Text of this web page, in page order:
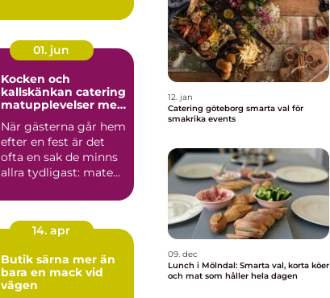
01. jun
Kocken och
kallskänkan catering
matupplevelser med
När gästerna går hem
efter en fest är det
ofta en sak de minns
allra tydligast: maten.
14. apr
Butik särna mer än
bara en mack vid
vägen
12. jan
Catering göteborg smarta val för
smakrika events
09. dec
Lunch i Mölndal: Smarta val, korta köer
och mat som håller hela dagen